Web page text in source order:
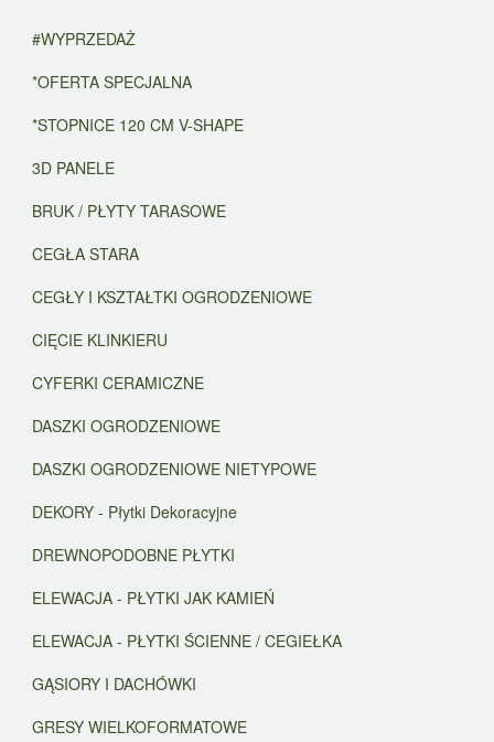
#WYPRZEDAŻ
*OFERTA SPECJALNA
*STOPNICE 120 CM V-SHAPE
3D PANELE
BRUK / PŁYTY TARASOWE
CEGŁA STARA
CEGŁY I KSZTAŁTKI OGRODZENIOWE
CIĘCIE KLINKIERU
CYFERKI CERAMICZNE
DASZKI OGRODZENIOWE
DASZKI OGRODZENIOWE NIETYPOWE
DEKORY - Płytki Dekoracyjne
DREWNOPODOBNE PŁYTKI
ELEWACJA - PŁYTKI JAK KAMIEŃ
ELEWACJA - PŁYTKI ŚCIENNE / CEGIEŁKA
GĄSIORY I DACHÓWKI
GRESY WIELKOFORMATOWE